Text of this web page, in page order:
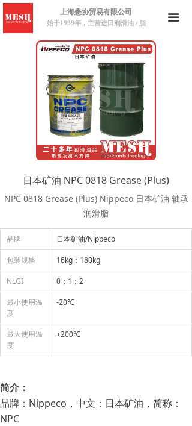
끀
上海懋协贸易有限公司
始于1999年，主营进口润滑油 / 脂
日本矿油 NPC 0818 Grease (Plus)
简介：
品牌：Nippeco，中文：日本矿油，简称：
NPC
NPC 0818 Grease (Plus) Nippeco 日本矿油 轴承
润滑脂
品牌 日本矿油/Nippeco
包装规格 16kg；180kg
NLGI 0；1；2
最小使用温
度
-20℃
最大使用温
度
+200℃